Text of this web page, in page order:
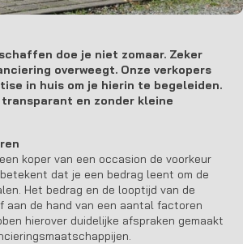
doe je niet zomaar. Zeker
overweegt. Onze verkopers
in huis om je hierin te begeleiden.
en zonder kleine
koper van een occasion de voorkeur
dat je een bedrag leent om de
Het bedrag en de looptijd van de
aan de hand van een aantal factoren
hierover duidelijke afspraken gemaakt